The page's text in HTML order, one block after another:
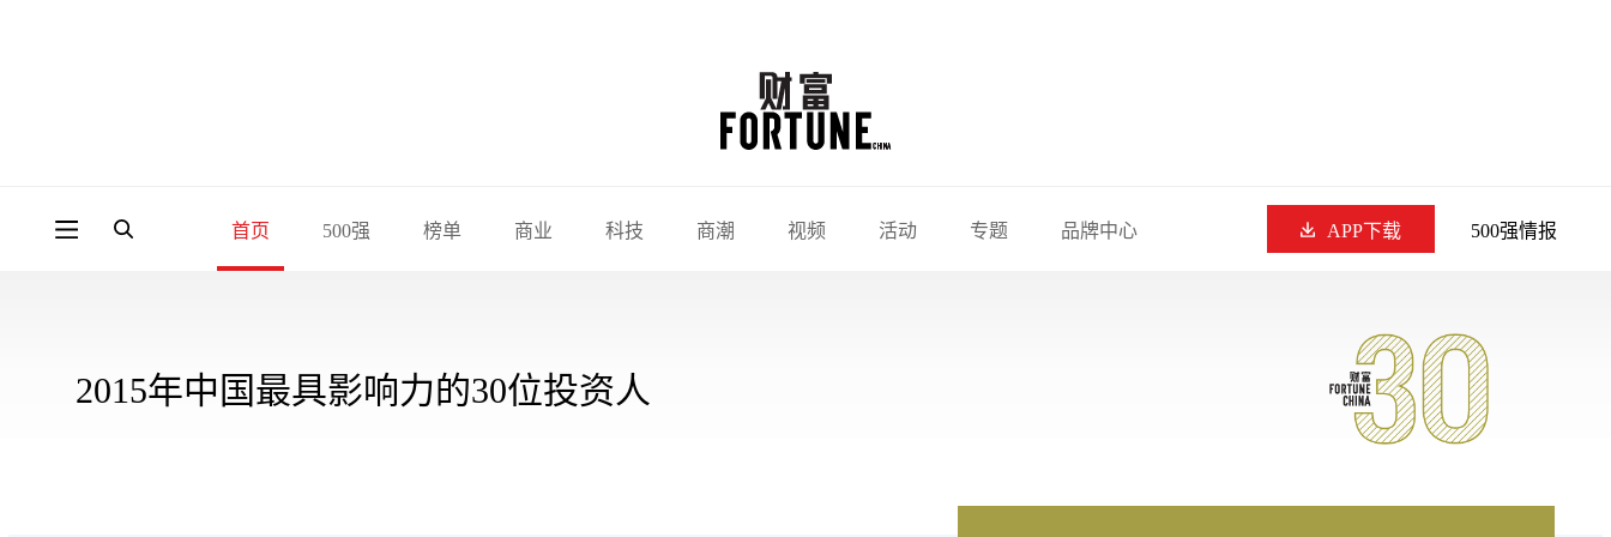
首页 500强 榜单 商业 科技 商潮 视频 活动 专题 品牌中心 APP下载 500强情报
2015年中国最具影响力的30位投资人